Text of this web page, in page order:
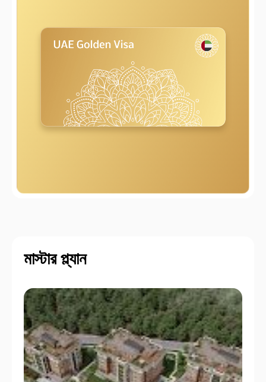
মাস্টার প্ল্যান